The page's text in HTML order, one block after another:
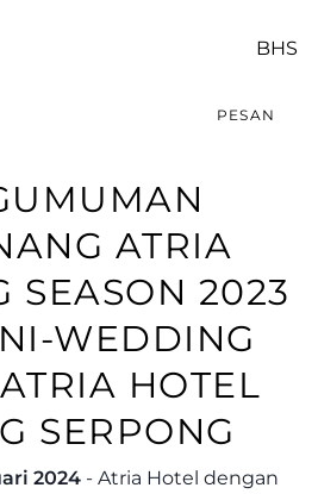
PESAN
ATRIA
SEASON 2023
WEDDING
HOTEL
SERPONG
2024 - Atria Hotel dengan